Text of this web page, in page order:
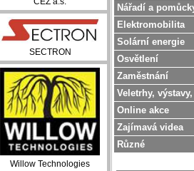
SECTRON
Willow Technologies
Nářadí a
Elektromobilita
Solární energie
Osvětlení
Zaměstnání
Veletrhy,
Online akce
Zajímavá videa
Různé